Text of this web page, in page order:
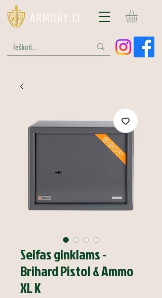
Seifas ginklams -
Brihard Pistol & Ammo
XL K